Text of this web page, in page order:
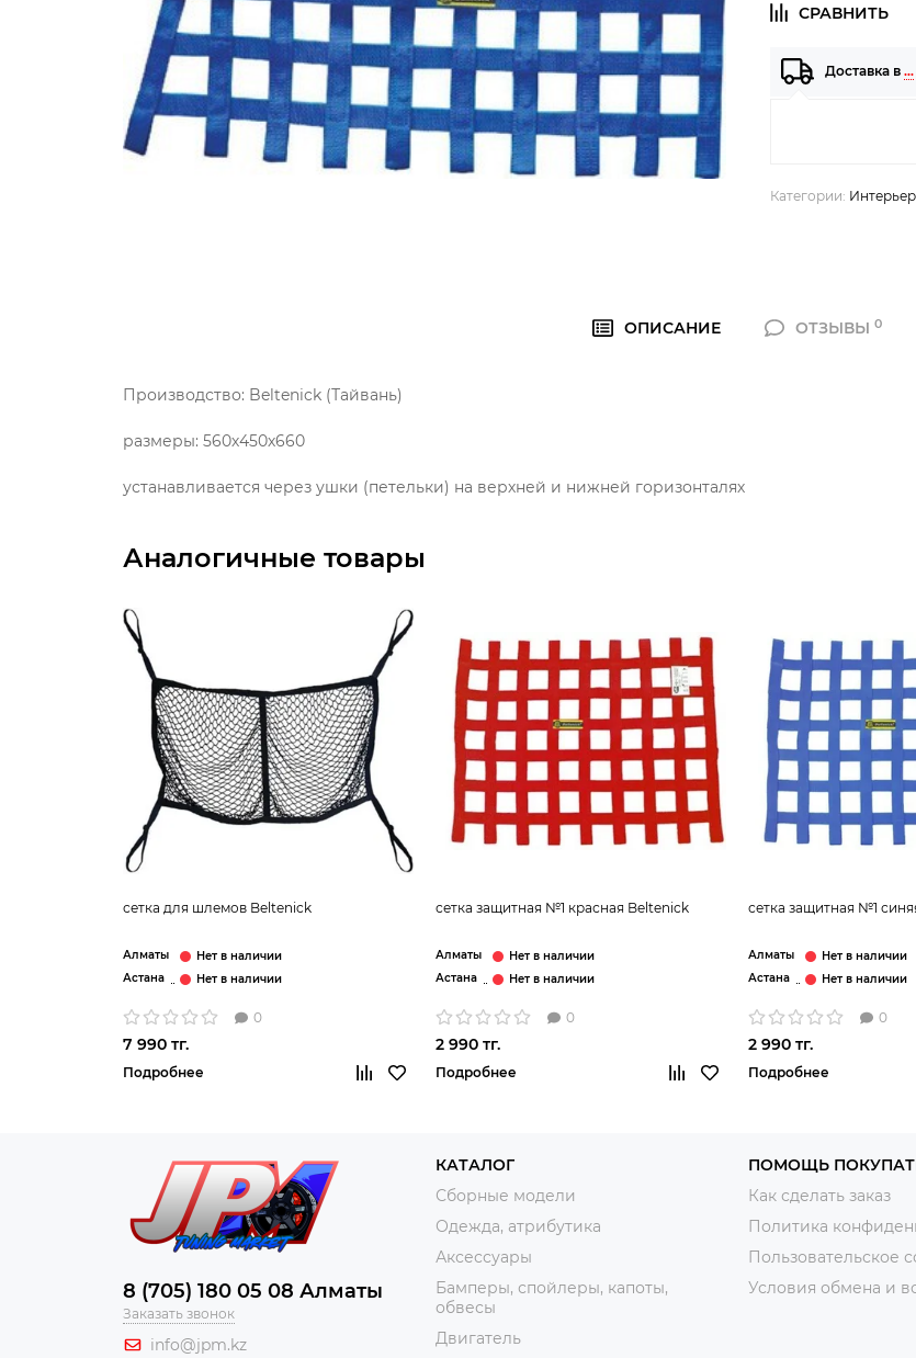
Доставка в …
Категории: Интерьер
ОПИСАНИЕ ОТЗЫВЫ0
Производство: Beltenick (Тайвань)
размеры: 560х450х660
устанавливается через ушки (петельки) на верхней и нижней горизонталях
Аналогичные товары
сетка для шлемов Beltenick
Алматы
Астана
0
7 990 тг.
Подробнее
сетка защитная №1 красная Beltenick
Алматы
Астана
0
2 990 тг.
Подробнее
сетка защитная №1
Алматы
Астана
0
2 990 тг.
Подробнее
8 (705) 180 05 08 Алматы
Заказать звонок
info@jpm.kz
КАТАЛОГ
Сборные модели
Одежда, атрибутика
Аксессуары
Бамперы, спойлеры, капоты,
обвесы
Двигатель
ПОМОЩЬ
Как сделать заказ
Политика
Пользовательское
Условия обмена и